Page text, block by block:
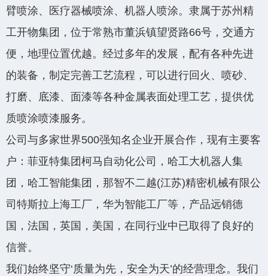
臂喷涂、医疗器械喷涂、机器人喷涂。隶属于苏州精
工开物集团，位于常熟市董浜镇望贤路66号，交通方
便，地理位置优越。经过多年的发展，配有各种先进
的装备，制定完善工艺流程，可以进行回火、喷砂、
打磨、底漆、面漆等各种金属表面处理工艺，提供优
质喷涂喷漆服务。
公司与多家世界500强知名企业开展合作，现有主要客
户：菲亚特集团柯马自动化公司，哈工大机器人集
团，哈工智能集团，那智不二越(江苏)精密机械有限公
司特斯拉上海工厂，华为智能工厂等，产品远销德
国，法国，英国，美国，在同行业中已取得了良好的
信誉。
我们始终坚守‘质量为先，安全为天’的经营理念。我们